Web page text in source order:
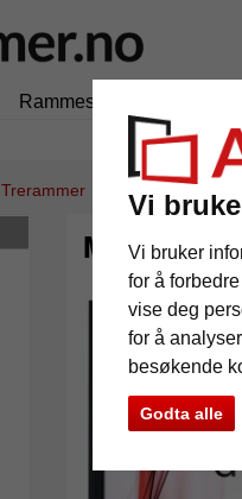
Vi
Vi bruker
for å
vise deg
for å
besøkende
Godta alle
Rammestørrelser
Trerammer